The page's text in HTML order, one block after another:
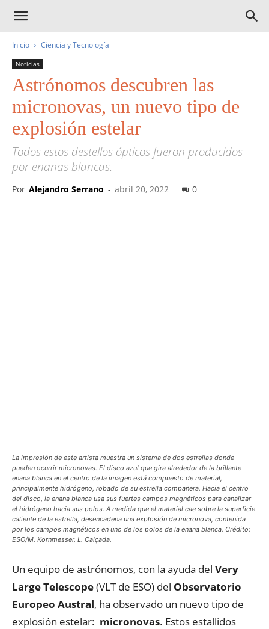
Inicio Ciencia y Tecnología
Noticias
Astrónomos descubren las
micronovas, un nuevo tipo de
explosión estelar
Todos estos destellos ópticos fueron producidos
por enanas blancas.
Por Alejandro Serrano - abril 20, 2022 0
La impresión de este artista muestra un sistema de dos estrellas donde
pueden ocurrir micronovas. El disco azul que gira alrededor de la brillante
enana blanca en el centro de la imagen está compuesto de material,
principalmente hidrógeno, robado de su estrella compañera. Hacia el centro
del disco, la enana blanca usa sus fuertes campos magnéticos para canalizar
el hidrógeno hacia sus polos. A medida que el material cae sobre la superficie
caliente de la estrella, desencadena una explosión de micronova, contenida
por los campos magnéticos en uno de los polos de la enana blanca. Crédito:
ESO/M. Kornmesser, L. Calçada.
Un equipo de astrónomos, con la ayuda del Very
Large Telescope(VLT de ESO) del Observatorio
Europeo Austral, ha observado un nuevo tipo de
explosión estelar: micronovas. Estos estallidos